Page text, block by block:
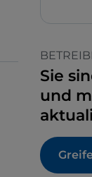
Sie
und